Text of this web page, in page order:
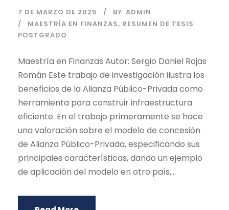
7 DE MARZO DE 2025 BY ADMIN
MAESTRÍA EN FINANZAS, RESUMEN DE TESIS
POSTGRADO
Maestría en Finanzas Autor: Sergio Daniel Rojas
Román Este trabajo de investigación ilustra los
beneficios de la Alianza Público-Privada como
herramienta para construir infraestructura
eficiente. En el trabajo primeramente se hace
una valoración sobre el modelo de concesión
de Alianza Público-Privada, especificando sus
principales características, dando un ejemplo
de aplicación del modelo en otro país,...